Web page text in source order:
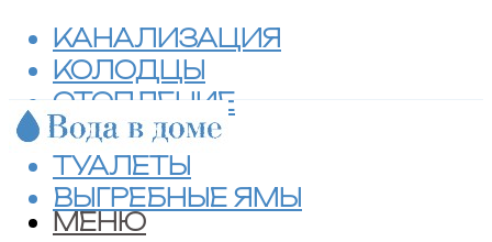
КАНАЛИЗАЦИЯ
КОЛОДЦЫ
ОТОПЛЕНИЕ
СЕПТИКИ
ТУАЛЕТЫ
ВЫГРЕБНЫЕ ЯМЫ
МЕНЮ